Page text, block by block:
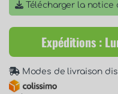
Télécharger la
Expéditions :
Modes de livraison